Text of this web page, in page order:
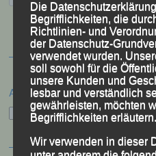
Archiv
Archiv
Die
Begrifflichkeiten, die
Richtlinien- und
der Datenschutz-
verwendet wurden.
soll sowohl für die
unsere Kunden und
lesbar und verständlich
gewährleisten, möchten
Begrifflichkeiten erläutern.
Wir verwenden in dieser